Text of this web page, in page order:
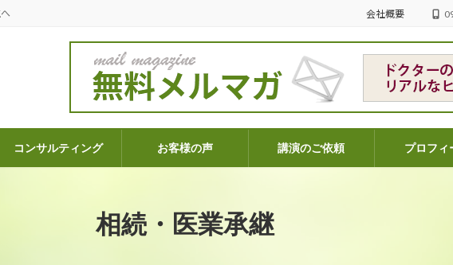
会社概要
コンサルティング お客様の声 講演のご依頼 プロフィ
相続・医業承継